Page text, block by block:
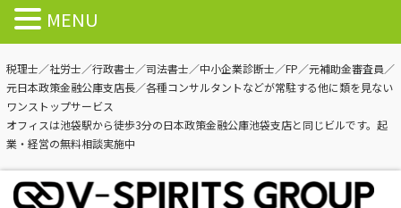
税理士／社労士／行政書士／司法書士／中小企業診断士／FP／元補助金審査員／
元日本政策金融公庫支店長／各種コンサルタントなどが常駐する他に類を見ない
ワンストップサービス
オフィスは池袋駅から徒歩3分の日本政策金融公庫池袋支店と同じビルです。起
業・経営の無料相談実施中
MENU